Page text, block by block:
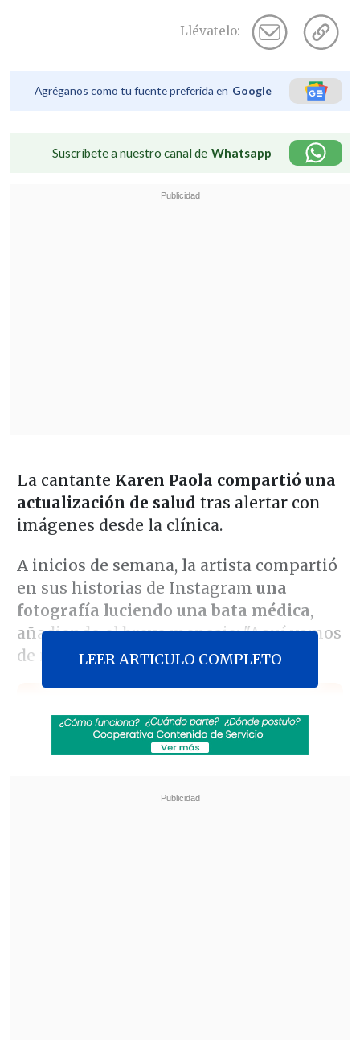
Llévatelo:
Agréganos como tu fuente preferida en Google
Suscríbete a nuestro canal de Whatsapp
La cantante Karen Paola compartió una
actualización de salud tras alertar con
imágenes desde la clínica.
A inicios de semana, la artista compartió
en sus historias de Instagram una
fotografía luciendo una bata médica,
añadiendo el breve mensaje: "Aquí vamos
de nuevo".
Filtran audios de las disculpas de Marité
Matus a Camilo Huerta: "Fue un error"
de Camila Flores sobre la discapacidad
LEER ARTICULO COMPLETO